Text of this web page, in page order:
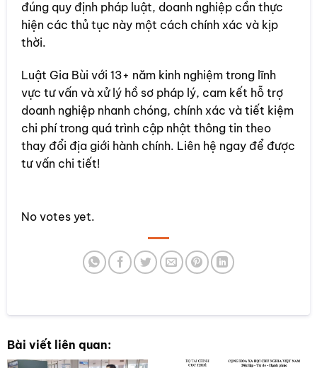
đúng quy định pháp luật, doanh nghiệp cần thực
hiện các thủ tục này một cách chính xác và kịp
thời.
Luật Gia Bùi với 13+ năm kinh nghiệm trong lĩnh
vực tư vấn và xử lý hồ sơ pháp lý, cam kết hỗ trợ
doanh nghiệp nhanh chóng, chính xác và tiết kiệm
chi phí trong quá trình cập nhật thông tin theo
thay đổi địa giới hành chính. Liên hệ ngay để được
tư vấn chi tiết!
SUBMIT RATING
No votes yet.
Bài viết liên quan: